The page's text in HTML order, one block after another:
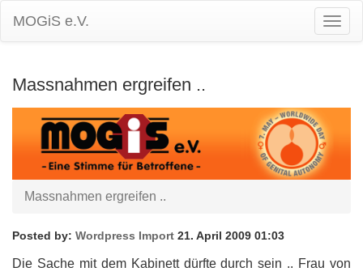
MOGiS e.V.
Massnahmen ergreifen ..
Massnahmen ergreifen ..
Posted by: Wordpress Import 21. April 2009 01:03
Die Sache mit dem Kabinett dürfte durch sein .. Frau von